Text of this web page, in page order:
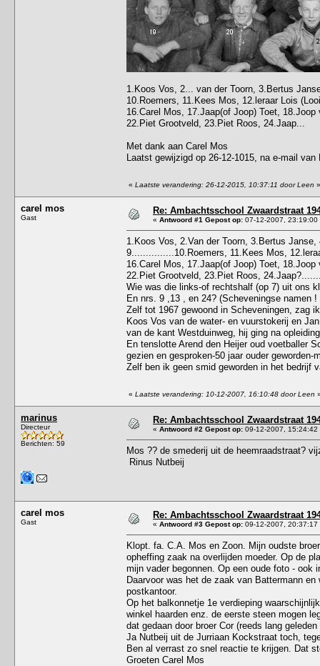
1.Koos Vos, 2... van der Toorn, 3.Bertus
10.Roemers, 11.Kees Mos, 12.leraar Lois
16.Carel Mos, 17.Jaap(of Joop) Toet,
22.Piet Grootveld, 23.Piet Roos, 24.Jaap...
Met dank aan Carel Mos
Laatst gewijzigd op 26-12-1015, na e-mail
« Laatste verandering: 26-12-2015, 10:37:11 door Leen »
carel mos
Gast
Re: Ambachtsschool Zwaardstraat
« Antwoord #1 Gepost op: 07-12-2007, 23:19:00
1.Koos Vos, 2.Van der Toorn, 3.Bertus
9...............10.Roemers, 11.Kees Mos,
16.Carel Mos, 17.Jaap(of Joop) Toet,
22.Piet Grootveld, 23.Piet Roos,
Wie was die links-of rechtshalf (op 7) uit ons
En nrs. 9 ,13 , en 24? (Scheveningse namen
Zelf tot 1967 gewoond in Scheveningen, zag
Koos Vos van de water- en vuurstokerij en
van de kant Westduinweg, hij ging na
En tenslotte Arend den Heijer oud voetballer
gezien en gesproken-50 jaar ouder
Zelf ben ik geen smid geworden in het bedrijf
« Laatste verandering: 10-12-2007, 16:10:48 door Leen
marinus
Directeur
Berichten: 59
Re: Ambachtsschool Zwaardstraat
« Antwoord #2 Gepost op: 09-12-2007, 15:24:42
Mos ?? de smederij uit de heemraadstraat?
Rinus Nutbeij
carel mos
Gast
Re: Ambachtsschool Zwaardstraat
« Antwoord #3 Gepost op: 09-12-2007, 20:37:17
Klopt. fa. C.A. Mos en Zoon. Mijn oudste
opheffing zaak na overlijden moeder. Op de
mijn vader begonnen. Op een oude foto -
Daarvoor was het de zaak van Battermann
postkantoor.
Op het balkonnetje 1e verdieping
winkel haarden enz. de eerste steen mogen
dat gedaan door broer Cor (reeds lang
Ja Nutbeij uit de Jurriaan Kockstraat toch,
Ben al verrast zo snel reactie te krijgen. Dat
Groeten Carel Mos